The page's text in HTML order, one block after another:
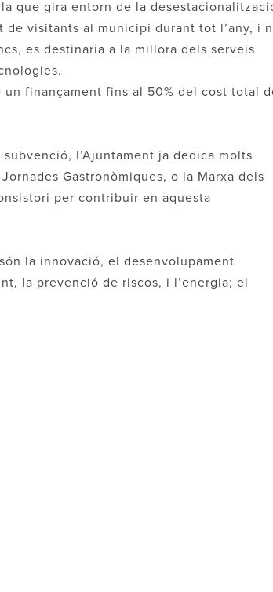
que gira entorn de la
visitants al municipi durant tot l’any, i
es destinaria a la millora dels serveis
un finançament fins al 50% del cost total
l’Ajuntament ja dedica molts
Gastronòmiques, o la Marxa dels
per contribuir en aquesta
la innovació, el desenvolupament
la prevenció de riscos, i l’energia; el